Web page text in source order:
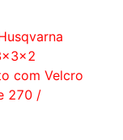
com Velcro
270 /